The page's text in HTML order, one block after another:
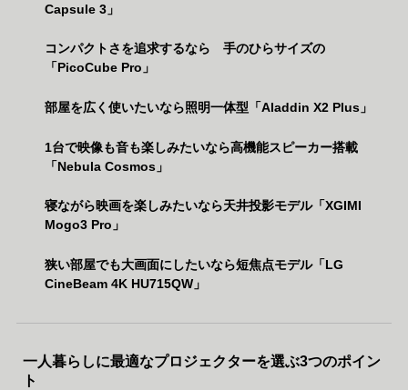
Capsule 3」
コンパクトさを追求するなら 手のひらサイズの
「PicoCube Pro」
部屋を広く使いたいなら照明一体型「Aladdin X2 Plus」
1台で映像も音も楽しみたいなら高機能スピーカー搭載
「Nebula Cosmos」
寝ながら映画を楽しみたいなら天井投影モデル「XGIMI
Mogo3 Pro」
狭い部屋でも大画面にしたいなら短焦点モデル「LG
CineBeam 4K HU715QW」
一人暮らしに最適なプロジェクターを選ぶ3つのポイン
ト